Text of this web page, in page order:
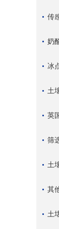
传
奶
冰
土
英
筛
土
其
土